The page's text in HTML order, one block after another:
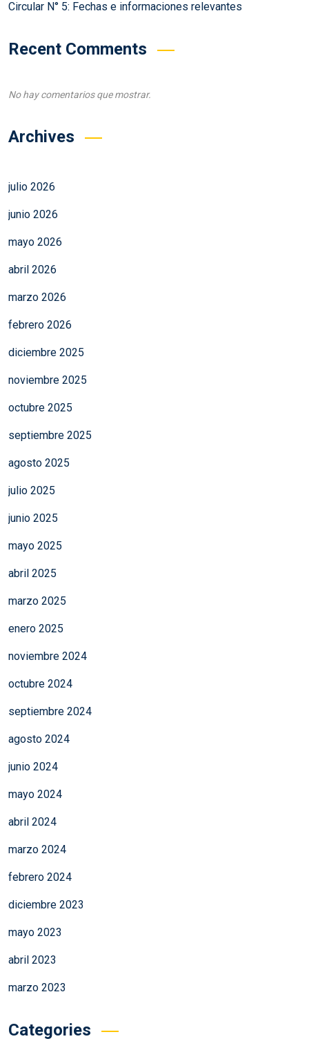
Circular N° 5: Fechas e informaciones relevantes
Recent Comments
No hay comentarios que mostrar.
Archives
julio 2026
junio 2026
mayo 2026
abril 2026
marzo 2026
febrero 2026
diciembre 2025
noviembre 2025
octubre 2025
septiembre 2025
agosto 2025
julio 2025
junio 2025
mayo 2025
abril 2025
marzo 2025
enero 2025
noviembre 2024
octubre 2024
septiembre 2024
agosto 2024
junio 2024
mayo 2024
abril 2024
marzo 2024
febrero 2024
diciembre 2023
mayo 2023
abril 2023
marzo 2023
Categories